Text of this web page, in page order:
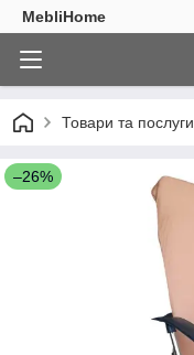
MebliHome
Товари та послуги
–26%